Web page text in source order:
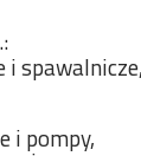
spawalnicze,
i pompy,